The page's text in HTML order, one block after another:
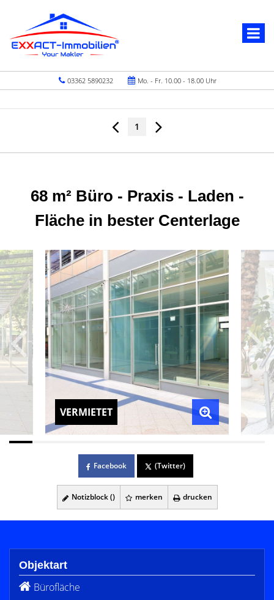
03362 5890232 Mo. - Fr. 10.00 - 18.00 Uhr
1
68 m² Büro - Praxis - Laden -
Fläche in bester Centerlage
VERMIETET
Facebook (Twitter)
Notizblock () merken drucken
Objektart
Bürofläche